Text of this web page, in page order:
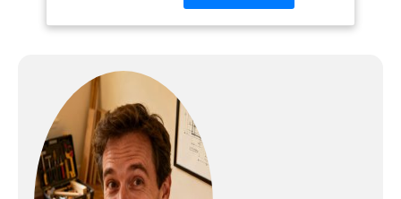
240 mm produit 2: Avec
petite sacoche pour par
Avec bandoulière pour
garder les deux mains
libres produit 2: Y
compris petit sac pour
guide d'angle, pièce de